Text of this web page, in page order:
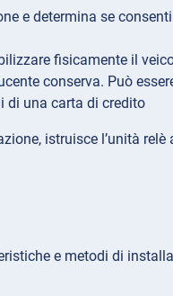
e determina se
fisicamente il
conserva. Può
di una carta di credito
istruisce l’unità
e metodi di